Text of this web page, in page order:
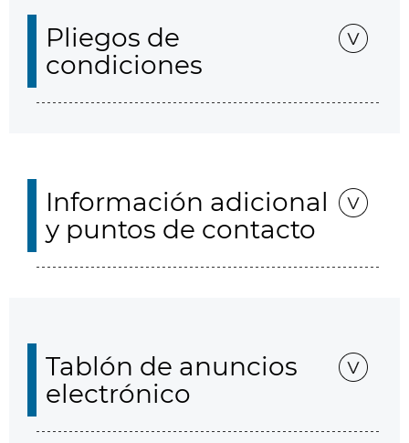
Pliegos de
condiciones
Información adicional
y puntos de contacto
Tablón de anuncios
electrónico